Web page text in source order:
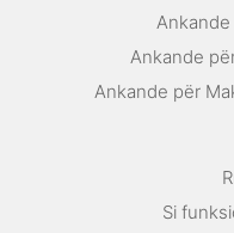
Ankande
Ankande
Ankande për
Si